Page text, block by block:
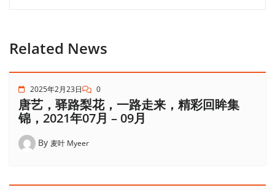
Related News
2025年2月23日 0
唐艺，驿路梨花，一路走来，精彩回眸集
锦，2021年07月 – 09月
By 麦叶 Myeer